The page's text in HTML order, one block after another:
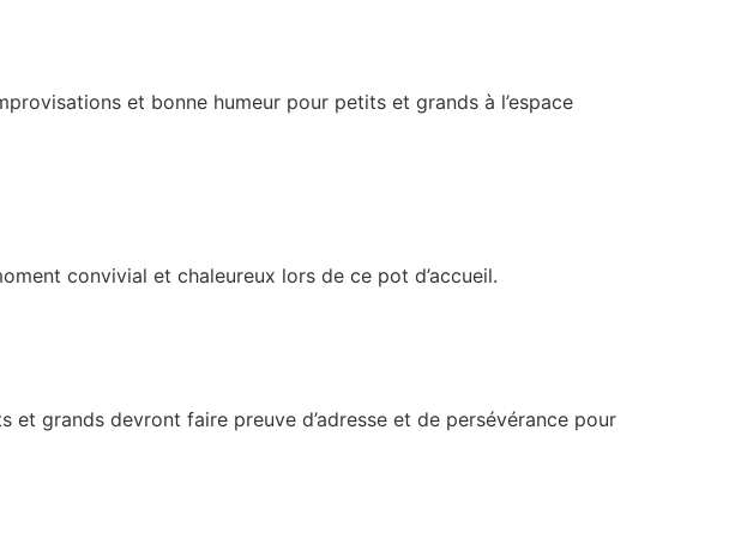
et bonne humeur pour petits et grands à l’espace
convivial et chaleureux lors de ce pot d’accueil.
et grands devront faire preuve d’adresse et de persévérance pour